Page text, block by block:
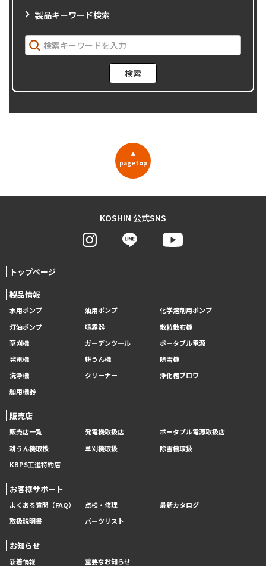
製品キーワード検索
▲
pagetop
KOSHIN 公式SNS
トップページ
製品情報
水用ポンプ 油用ポンプ
化学溶剤用ポンプ
灯油ポンプ
噴霧器
散粒散布機
草刈機
ガーデンツール
ポータブル電源
発電機
耕うん機
除雪機
洗浄機
クリーナー
浄化槽ブロワ
舶用機器
販売店
販売店一覧 発電機取扱店
ポータブル電源取扱店
耕うん機取扱
草刈機取扱
除雪機取扱
KBPS工進特約店
お客様サポート
よくある質問（FAQ） 点検・修理
最新カタログ
取扱説明書
パーツリスト
お知らせ
新着情報 重要なお知らせ